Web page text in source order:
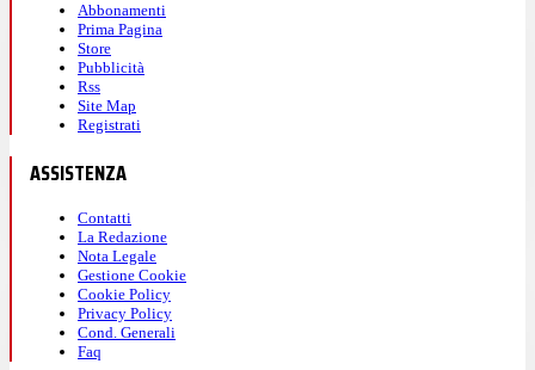
Abbonamenti
Prima Pagina
Store
Pubblicità
Rss
Site Map
Registrati
ASSISTENZA
Contatti
La Redazione
Nota Legale
Gestione Cookie
Cookie Policy
Privacy Policy
Cond. Generali
Faq